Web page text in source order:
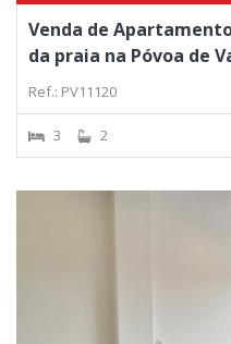
Venda de
da praia na Póvoa de
Ref.: PV11120
3 2